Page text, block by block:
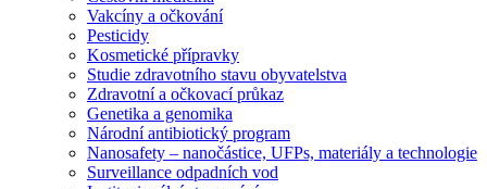
Vakcíny a očkování
Pesticidy
Kosmetické přípravky
Studie zdravotního stavu obyvatelstva
Zdravotní a očkovací průkaz
Genetika a genomika
Národní antibiotický program
Nanosafety – nanočástice, UFPs, materiály a technologie
Surveillance odpadních vod